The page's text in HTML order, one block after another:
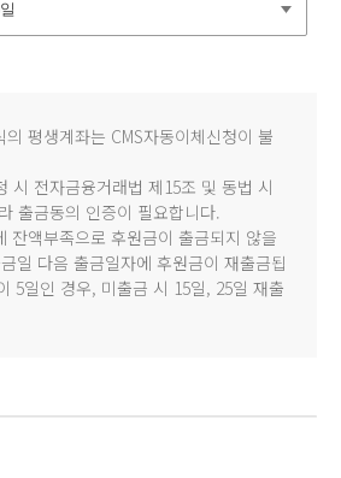
평생계좌는 CMS자동이체신청이 불
시 전자금융거래법 제15조 및 동법 시
출금동의 인증이 필요합니다.
잔액부족으로 후원금이 출금되지 않을
일 다음 출금일자에 후원금이 재출금됩
5일인 경우, 미출금 시 15일, 25일 재출